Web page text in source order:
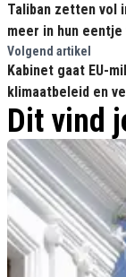
Taliban zetten vol
meer in hun
Volgend artikel
Kabinet gaat EU-
klimaatbeleid en
Dit vind